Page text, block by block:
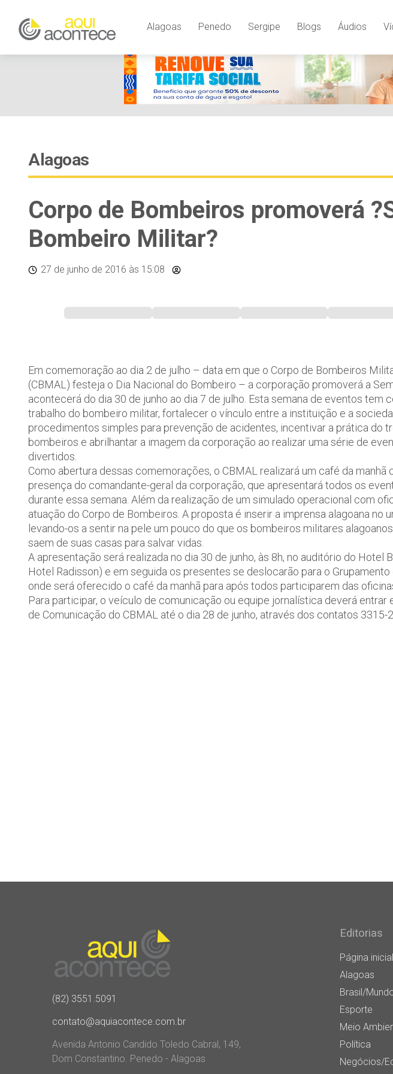
Alagoas Penedo Sergipe Blogs Áudios
Alagoas
Corpo de Bombeiros promoverá
Bombeiro Militar?
27 de junho de 2016 às 15:08
Em comemoração ao dia 2 de julho – data em que o Corpo de Bombeiros
(CBMAL) festeja o Dia Nacional do Bombeiro – a corporação promoverá a
acontecerá do dia 30 de junho ao dia 7 de julho. Esta semana de eventos tem
trabalho do bombeiro militar, fortalecer o vínculo entre a instituição e a
procedimentos simples para prevenção de acidentes, incentivar a prática do
bombeiros e abrilhantar a imagem da corporação ao realizar uma série de
divertidos.
Como abertura dessas comemorações, o CBMAL realizará um café da manhã
presença do comandante-geral da corporação, que apresentará todos os
durante essa semana. Além da realização de um simulado operacional com
atuação do Corpo de Bombeiros. A proposta é inserir a imprensa alagoana no
levando-os a sentir na pele um pouco do que os bombeiros militares
saem de suas casas para salvar vidas.
A apresentação será realizada no dia 30 de junho, às 8h, no auditório do Hotel
Hotel Radisson) e em seguida os presentes se deslocarão para o Grupamento
onde será oferecido o café da manhã para após todos participarem das
Para participar, o veículo de comunicação ou equipe jornalística deverá
de Comunicação do CBMAL até o dia 28 de junho, através dos contatos 3315-
(82) 3551.5091
contato@aquiacontece.com.br
Avenida Antonio Candido Toledo Cabral, 149,
Dom Constantino. Penedo - Alagoas
Editorias
Página inicial
Alagoas
Brasil/
Esporte
Meio
Política
Negócios/